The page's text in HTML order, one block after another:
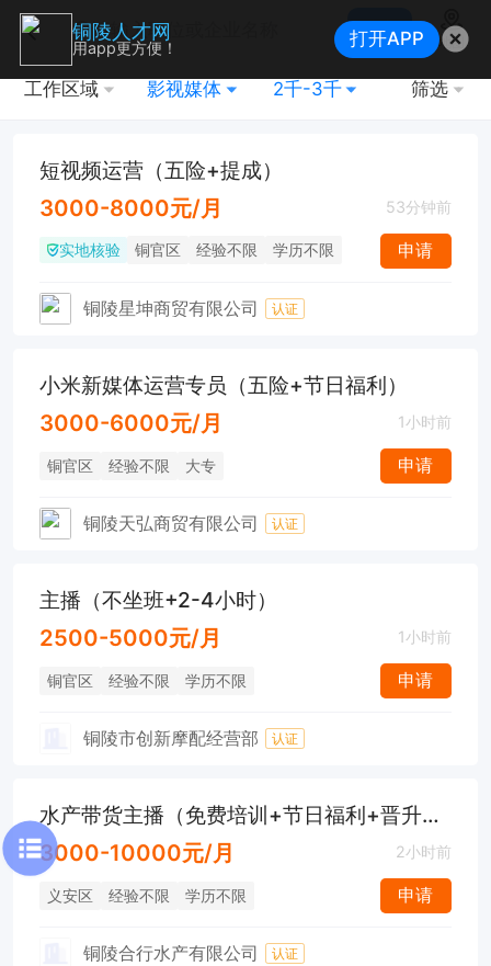
搜索
地图
工作区域 影视媒体 2千-3千 筛选
短视频运营（五险+提成）
3000-8000元/月 53分钟前
实地核验 铜官区 经验不限 学历不限 申请
铜陵星坤商贸有限公司 认证
小米新媒体运营专员（五险+节日福利）
3000-6000元/月 1小时前
铜官区 经验不限 大专 申请
铜陵天弘商贸有限公司 认证
主播（不坐班+2-4小时）
2500-5000元/月 1小时前
铜官区 经验不限 学历不限 申请
铜陵市创新摩配经营部 认证
水产带货主播（免费培训+节日福利+晋升空间）
3000-10000元/月 2小时前
义安区 经验不限 学历不限 申请
铜陵合行水产有限公司 认证
铜陵人才网
用app更方便！ 打开APP